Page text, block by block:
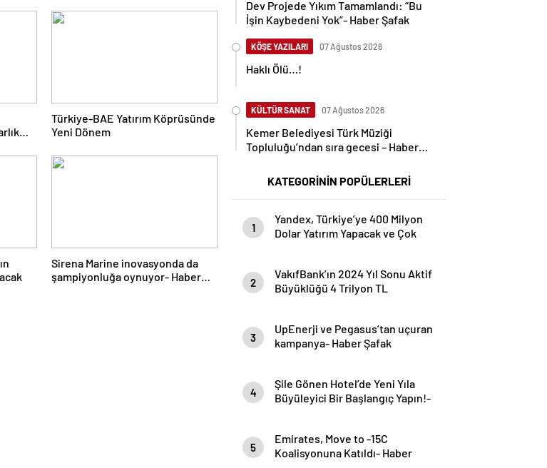
Türkiye-BAE Yatırım Köprüsünde
Yeni Dönem
Sirena Marine inovasyonda da
şampiyonluğa oynuyor- Haber
Dev Projede Yıkım Tamamlandı: “Bu
İşin Kaybedeni Yok”- Haber Şafak
KÖŞE YAZILARI 07 Ağustos 2026
Haklı Ölü…!
KÜLTÜR SANAT 07 Ağustos 2026
Kemer Belediyesi Türk Müziği
Topluluğu’ndan sıra gecesi – Haber
KATEGORİNİN POPÜLERLERİ
1
Yandex, Türkiye’ye 400 Milyon
Dolar Yatırım Yapacak ve Çok
2
VakıfBank’ın 2024 Yıl Sonu Aktif
Büyüklüğü 4 Trilyon TL
3
UpEnerji ve Pegasus’tan uçuran
kampanya- Haber Şafak
4
Şile Gönen Hotel’de Yeni Yıla
Büyüleyici Bir Başlangıç Yapın!-
5
Emirates, Move to -15C
Koalisyonuna Katıldı- Haber